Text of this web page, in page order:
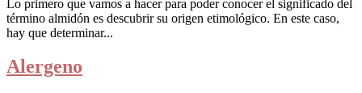
Lo primero que vamos a hacer para poder conocer el significado del
término almidón es descubrir su origen etimológico. En este caso,
hay que determinar...
Alergeno